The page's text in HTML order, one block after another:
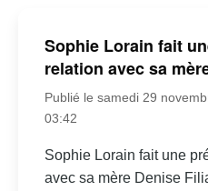
Sophie Lorain fait
relation avec sa
Publié le samedi 29
03:42
Sophie Lorain fait une
avec sa mère Denise